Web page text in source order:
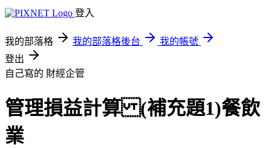
登入
我的部落格 我的部落格後台
我的帳號
登出
自己寫的 財經企管
管理損益計算 (補充題1)餐飲
業